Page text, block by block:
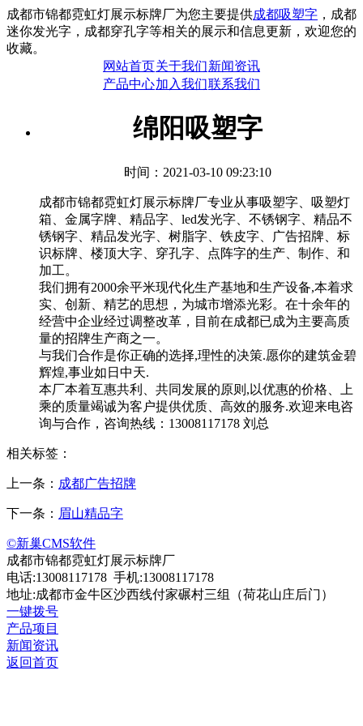
成都市锦都霓虹灯展示标牌厂为您主要提供成都吸塑字 ，成都
迷你发光字，成都穿孔字等相关的展示和信息更新，欢迎您的
收藏。
网站首页关于我们新闻资讯
产品中心加入我们联系我们
绵阳吸塑字
时间：2021-03-10 09:23:10
成都市锦都霓虹灯展示标牌厂专业从事吸塑字、吸塑灯
箱、金属字牌、精品字、led发光字、不锈钢字、精品不
锈钢字、精品发光字、树脂字、铁皮字、广告招牌、标
识标牌、楼顶大字、穿孔字、点阵字的生产、制作、和
加工。
我们拥有2000余平米现代化生产基地和生产设备,本着求
实、创新、精艺的思想，为城市增添光彩。在十余年的
经营中企业经过调整改革，目前在成都已成为主要高质
量的招牌生产商之一。
与我们合作是你正确的选择,理性的决策.愿你的建筑金碧
辉煌,事业如日中天.
本厂本着互惠共利、共同发展的原则,以优惠的价格、上
乘的质量竭诚为客户提供优质、高效的服务.欢迎来电咨
询与合作，咨询热线：13008117178 刘总
相关标签：
上一条： 成都广告招牌
下一条： 眉山精品字
©新巢CMS软件
成都市锦都霓虹灯展示标牌厂
电话:13008117178 手机:13008117178
地址:成都市金牛区沙西线付家碾村三组（荷花山庄后门）
一键拨号
产品项目
新闻资讯
返回首页